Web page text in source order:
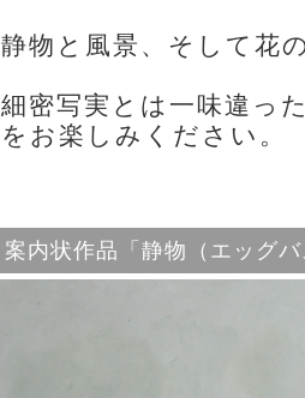
静物と風景、そして花
細密写実とは一味違っ
をお楽しみください。
案内状作品「静物（エッグ